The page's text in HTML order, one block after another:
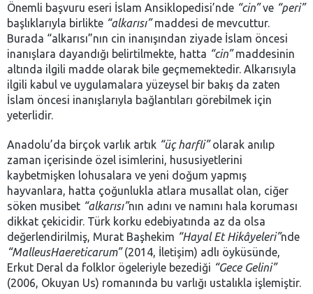
Önemli başvuru eseri İslam Ansiklopedisi’nde “cin”ve “peri”
başlıklarıyla birlikte “alkarısı”maddesi de mevcuttur.
Burada “alkarısı”nın cin inanışından ziyade İslam öncesi
inanışlara dayandığı belirtilmekte, hatta “cin”maddesinin
altında ilgili madde olarak bile geçmemektedir. Alkarısıyla
ilgili kabul ve uygulamalara yüzeysel bir bakış da zaten
İslam öncesi inanışlarıyla bağlantıları görebilmek için
yeterlidir.
Anadolu’da birçok varlık artık “üç harfli”olarak anılıp
zaman içerisinde özel isimlerini, hususiyetlerini
kaybetmişken lohusalara ve yeni doğum yapmış
hayvanlara, hatta çoğunlukla atlara musallat olan, ciğer
söken musibet “alkarısı”nın adını ve namını hala koruması
dikkat çekicidir. Türk korku edebiyatında az da olsa
değerlendirilmiş, Murat Başhekim “Hayal Et Hikâyeleri”nde
“MalleusHaereticarum”(2014, İletişim) adlı öyküsünde,
Erkut Deral da folklor ögeleriyle bezediği “Gece Gelini”
(2006, Okuyan Us) romanında bu varlığı ustalıkla işlemiştir.